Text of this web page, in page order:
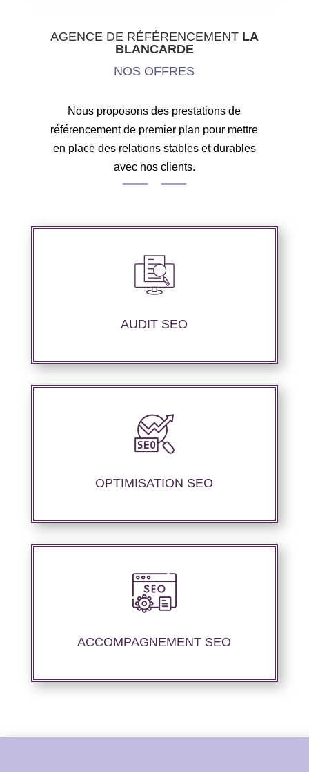
AGENCE DE RÉFÉRENCEMENT LA
BLANCARDE
NOS OFFRES
Nous proposons des prestations de
référencement de premier plan pour mettre
en place des relations stables et durables
avec nos clients.
AUDIT SEO
Audit complet de votre site web à travers les
mots clés pertinents, les principaux
OPTIMISATION SEO
Notre agence SEO propose des services
d’optimisation technique de site web,
les performances de référencement.
ACCOMPAGNEMENT SEO
Nous offrons un suivi et un rapport de
positionnement détaillé pour vous aider à
nous avons mise en place.